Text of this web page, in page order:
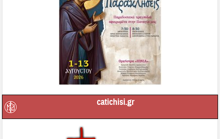
catichisi.gr